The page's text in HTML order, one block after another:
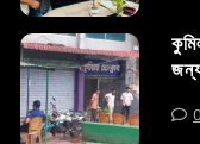
0